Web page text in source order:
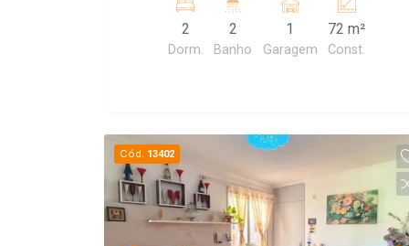
dos ambientes, proporcionando
conforto e funcionalidade para o dia a
2
Dorm.
2
Banho
1
Garagem
72 m²
Const.
Cód. 13402